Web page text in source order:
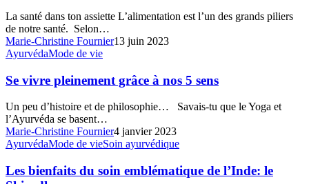
vue
ton
feu
digestif
La santé dans ton assiette L’alimentation est l’un des grands piliers
de notre santé. Selon…
Marie-Christine Fournier13 juin 2023
Se
pleinement
grâce
à
nos
5
sens
AyurvédaMode de vie
Se vivre pleinement grâce à nos 5 sens
Un peu d’histoire et de philosophie… Savais-tu que le Yoga et
l’Ayurvéda se basent…
Marie-Christine Fournier4 janvier 2023
Les
du
soin
AyurvédaMode de vieSoin ayurvédique
Les bienfaits du soin emblématique de l’Inde: le